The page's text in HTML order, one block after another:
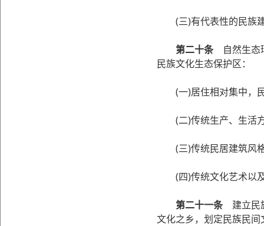
(三)有代表性的民族
第二十条自然生态
民族文化生态保护区：
(一)居住相对集中，
(二)传统生产、生活
(三)传统民居建筑风
(四)传统文化艺术以
第二十一条建立民
文化之乡，划定民族民